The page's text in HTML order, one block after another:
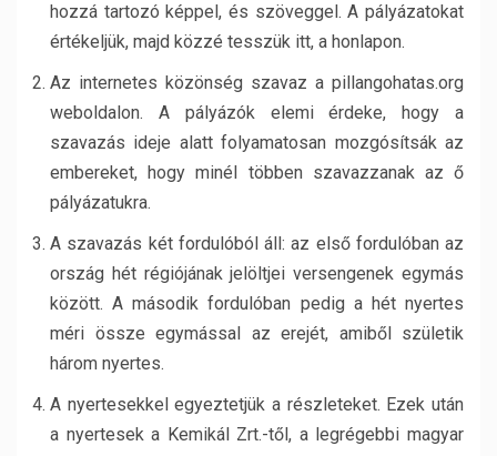
hozzá tartozó képpel, és szöveggel. A pályázatokat
értékeljük, majd közzé tesszük itt, a honlapon.
Az internetes közönség szavaz a pillangohatas.org
weboldalon. A pályázók elemi érdeke, hogy a
szavazás ideje alatt folyamatosan mozgósítsák az
embereket, hogy minél többen szavazzanak az ő
pályázatukra.
A szavazás két fordulóból áll: az első fordulóban az
ország hét régiójának jelöltjei versengenek egymás
között. A második fordulóban pedig a hét nyertes
méri össze egymással az erejét, amiből születik
három nyertes.
A nyertesekkel egyeztetjük a részleteket. Ezek után
a nyertesek a Kemikál Zrt.-től, a legrégebbi magyar